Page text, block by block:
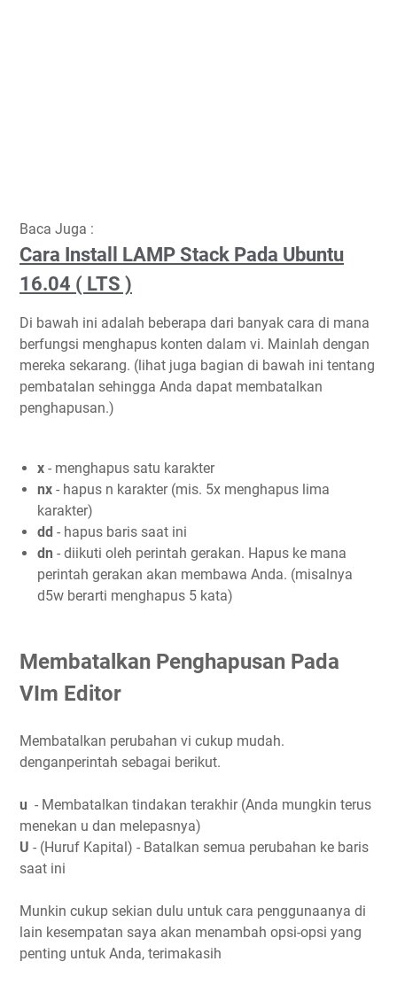
Baca Juga :
Cara Install LAMP Stack Pada Ubuntu
16.04 ( LTS )
Di bawah ini adalah beberapa dari banyak cara di mana
berfungsi menghapus konten dalam vi. Mainlah dengan
mereka sekarang. (lihat juga bagian di bawah ini tentang
pembatalan sehingga Anda dapat membatalkan
penghapusan.)
x - menghapus satu karakter
nx - hapus n karakter (mis. 5x menghapus lima
karakter)
dd - hapus baris saat ini
dn - diikuti oleh perintah gerakan. Hapus ke mana
perintah gerakan akan membawa Anda. (misalnya
d5w berarti menghapus 5 kata)
Membatalkan Penghapusan Pada
VIm Editor
Membatalkan perubahan vi cukup mudah.
denganperintah sebagai berikut.
u - Membatalkan tindakan terakhir (Anda mungkin terus
menekan u dan melepasnya)
U - (Huruf Kapital) - Batalkan semua perubahan ke baris
saat ini
Munkin cukup sekian dulu untuk cara penggunaanya di
lain kesempatan saya akan menambah opsi-opsi yang
penting untuk Anda, terimakasih